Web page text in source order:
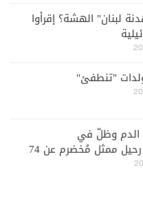
لبنان" الهشة؟ إقرأوا
"تنطفئ"
الدم وظلّ في
المستشفى... رحيل ممثل مُخضرم عن 74